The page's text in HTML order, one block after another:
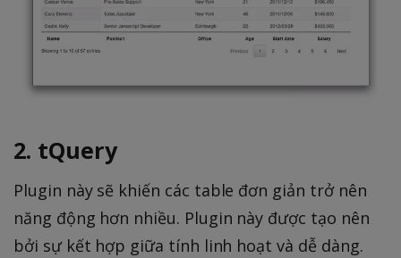
2. tQuery
Plugin này sẽ khiến các table đơn giản trở nên
năng động hơn nhiều. Plugin này được tạo nên
bởi sự kết hợp giữa tính linh hoạt và dễ dàng.